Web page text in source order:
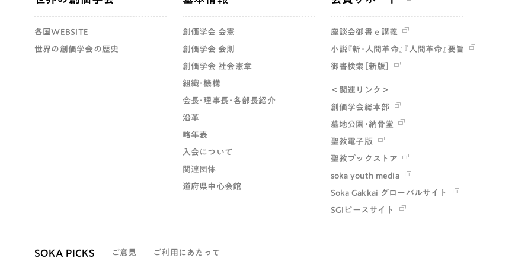
各国WEBSITE
世界の創価学会の歴史
創価学会 会憲
創価学会 会則
創価学会 社会憲章
組織・機構
会長・理事長・各部長紹介
沿革
略年表
入会について
関連団体
道府県中心会館
座談会御書ｅ講義
小説『新・人間革命』『人間革命』要旨
御書検索［新版］
＜関連リンク＞
創価学会総本部
墓地公園・納骨堂
聖教電子版
聖教ブックストア
soka youth media
Soka Gakkai グローバルサイト
SGIピースサイト
SOKA PICKS ご意見 ご利用にあたって